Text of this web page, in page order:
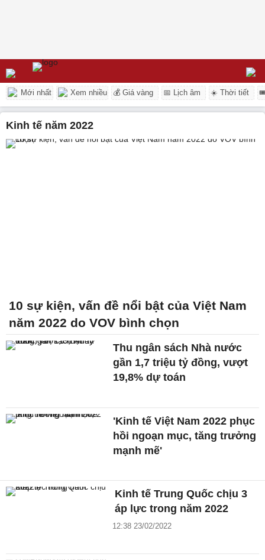
Mới nhất Xem nhiều 💰 Giá vàng 📅 Lịch âm ☀️ Thời tiết
kinh tế năm 2022
10 sự kiện, vấn đề nổi bật của Việt Nam
năm 2022 do VOV bình chọn
Thu ngân sách Nhà nước
gần 1,7 triệu tỷ đồng, vượt
19,8% dự toán
'Kinh tế Việt Nam 2022 phục
hồi ngoạn mục, tăng trưởng
mạnh mẽ'
Kinh tế Trung Quốc chịu 3
áp lực trong năm 2022
12:38 23/02/2022